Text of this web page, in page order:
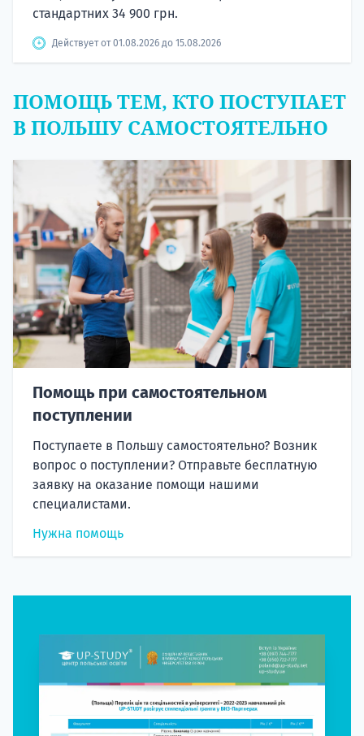
стандартних 34 900 грн.
Действует от 01.08.2026 до 15.08.2026
ПОМОЩЬ ТЕМ, КТО ПОСТУПАЕТ
В ПОЛЬШУ САМОСТОЯТЕЛЬНО
Помощь при самостоятельном
поступлении
Поступаете в Польшу самостоятельно? Возник
вопрос о поступлении? Отправьте бесплатную
заявку на оказание помощи нашими
специалистами.
Нужна помощь